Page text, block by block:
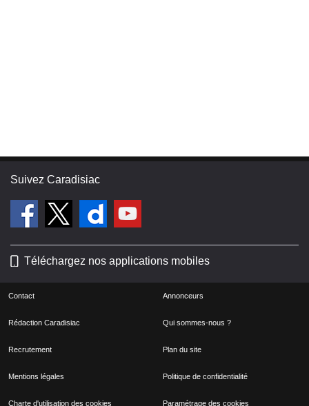
Suivez Caradisiac
Téléchargez nos applications mobiles
Contact Annonceurs
Rédaction Caradisiac Qui sommes-nous ?
Recrutement Plan du site
Mentions légales Politique de confidentialité
Charte d'utilisation des cookies Paramétrage des cookies